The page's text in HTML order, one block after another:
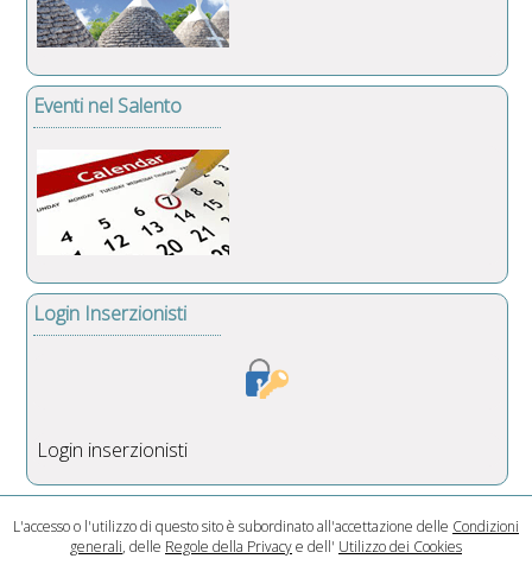
Eventi nel Salento
Login Inserzionisti
Login inserzionisti
L'accesso o l'utilizzo di questo sito è subordinato all'accettazione delle Condizioni
generali, delle Regole della Privacye dell' Utilizzo dei Cookies